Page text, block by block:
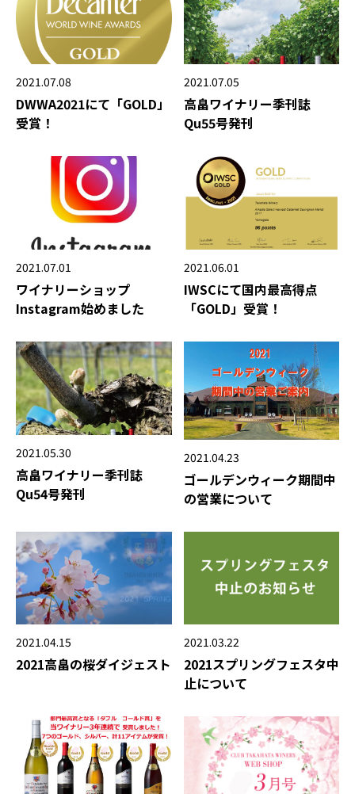
2021.07.08
DWWA2021にて「GOLD」
受賞！
2021.07.05
高畠ワイナリー季刊誌
Qu55号発刊
2021.07.01
ワイナリーショップ
Instagram始めました
2021.06.01
IWSCにて国内最高得点
「GOLD」受賞！
2021.05.30
高畠ワイナリー季刊誌
Qu54号発刊
2021.04.23
ゴールデンウィーク期間中
の営業について
2021.04.15
2021高畠の桜ダイジェスト
2021.03.22
2021スプリングフェスタ中
止について